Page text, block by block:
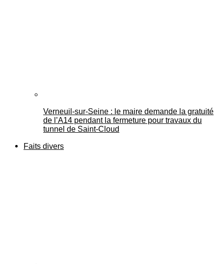
Verneuil-sur-Seine : le maire demande la gratuité
de l’A14 pendant la fermeture pour travaux du
tunnel de Saint-Cloud
Faits divers